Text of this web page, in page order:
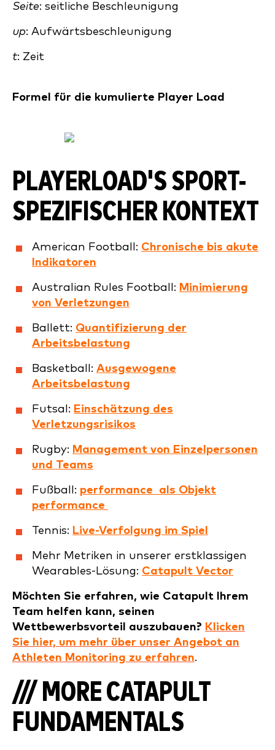
Seite: seitliche Beschleunigung
up: Aufwärtsbeschleunigung
t: Zeit
Formel für die kumulierte Player Load
PLAYERLOAD'S SPORT-
SPEZIFISCHER KONTEXT
American Football: Chronische bis akute
Indikatoren
Australian Rules Football: Minimierung
von Verletzungen
Ballett: Quantifizierung der
Arbeitsbelastung
Basketball: Ausgewogene
Arbeitsbelastung
Futsal: Einschätzung des
Verletzungsrisikos
Rugby: Management von Einzelpersonen
und Teams
Fußball: performance als Objekt
performance
Tennis: Live-Verfolgung im Spiel
Mehr Metriken in unserer erstklassigen
Wearables-Lösung: Catapult Vector
Möchten Sie erfahren, wie Catapult Ihrem
Team helfen kann, seinen
Wettbewerbsvorteil auszubauen? Klicken
Sie hier, um mehr über unser Angebot an
Athleten Monitoring zu erfahren.
/// MORE CATAPULT
FUNDAMENTALS